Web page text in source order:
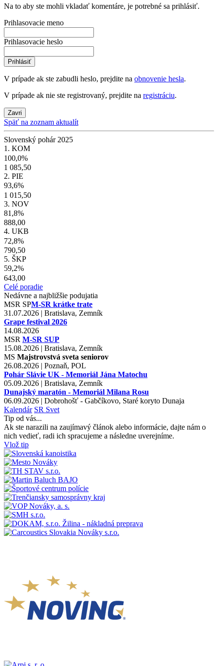
Na to aby ste mohli vkladať komentáre, je potrebné sa prihlásiť.
Prihlasovacie meno
Prihlasovacie heslo
Prihlásiť
V prípade ak ste zabudli heslo, prejdite na obnovenie hesla.
V prípade ak nie ste registrovaný, prejdite na registráciu.
Zavri
Späť na zoznam aktualít
Slovenský pohár 2025
1. KOM
100,0%
1 085,50
2. PIE
93,6%
1 015,50
3. NOV
81,8%
888,00
4. UKB
72,8%
790,50
5. ŠKP
59,2%
643,00
Celé poradie
Nedávne a najbližšie podujatia
MSR SPM-SR krátke trate
31.07.2026 | Bratislava, Zemník
Grape festival 2026
14.08.2026
MSR M-SR SUP
15.08.2026 | Bratislava, Zemník
MS Majstrovstvá sveta seniorov
26.08.2026 | Poznaň, POL
Pohár Slávie UK - Memoriál Jána Matochu
05.09.2026 | Bratislava, Zemník
Dunajský maratón - Memoriál Milana Rosu
06.09.2026 | Dobrohošť - Gabčíkovo, Staré koryto Dunaja
Kalendár SR Svet
Tip od vás...
Ak ste narazili na zaujímavý článok alebo informácie, dajte nám o
nich vedieť, radi ich spracujeme a následne uverejníme.
Vlož tip